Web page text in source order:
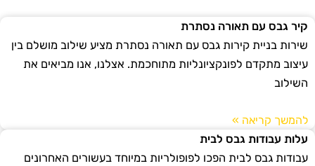
קיר גבס עם תאורה נסתרת
שירות בניית קירות גבס עם תאורה נסתרת מציע שילוב מושלם בין
עיצוב מתקדם לפונקציונליות מתוחכמת. אצלנו, אנו מביאים את
השילוב
להמשך קריאה »
עלות עבודות גבס לבית
עבודות גבס לבית הפכו לפופולריות במיוחד בעשורים האחרונים